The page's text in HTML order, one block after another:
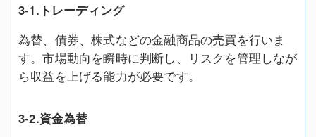
3-1.トレーディング
為替、債券、株式などの金融商品の売買を行いま
す。市場動向を瞬時に判断し、リスクを管理しなが
ら収益を上げる能力が必要です。
3-2.資金為替